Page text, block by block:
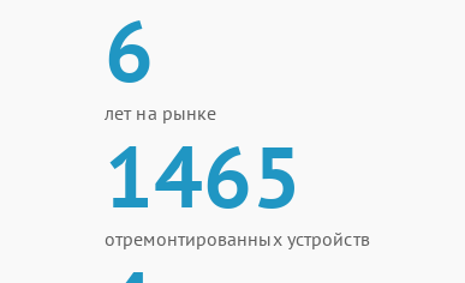
6
лет на рынке
1465
отремонтированных устройств